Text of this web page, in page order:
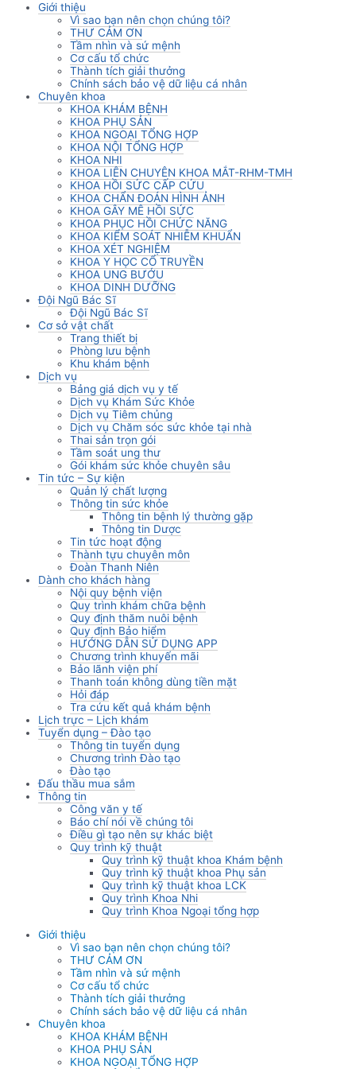
Giới thiệu
Vì sao bạn nên chọn chúng tôi?
THƯ CẢM ƠN
Tầm nhìn và sứ mệnh
Cơ cấu tổ chức
Thành tích giải thưởng
Chính sách bảo vệ dữ liệu cá nhân
Chuyên khoa
KHOA KHÁM BỆNH
KHOA PHỤ SẢN
KHOA NGOẠI TỔNG HỢP
KHOA NỘI TỔNG HỢP
KHOA NHI
KHOA LIÊN CHUYÊN KHOA MẮT-RHM-TMH
KHOA HỒI SỨC CẤP CỨU
KHOA CHẨN ĐOÁN HÌNH ẢNH
KHOA GÂY MÊ HỒI SỨC
KHOA PHỤC HỒI CHỨC NĂNG
KHOA KIỂM SOÁT NHIỄM KHUẨN
KHOA XÉT NGHIỆM
KHOA Y HỌC CỔ TRUYỀN
KHOA UNG BƯỚU
KHOA DINH DƯỠNG
Đội Ngũ Bác Sĩ
Đội Ngũ Bác Sĩ
Cơ sở vật chất
Trang thiết bị
Phòng lưu bệnh
Khu khám bệnh
Dịch vụ
Bảng giá dịch vụ y tế
Dịch vụ Khám Sức Khỏe
Dịch vụ Tiêm chủng
Dịch vụ Chăm sóc sức khỏe tại nhà
Thai sản trọn gói
Tầm soát ung thư
Gói khám sức khỏe chuyên sâu
Tin tức – Sự kiện
Quản lý chất lượng
Thông tin sức khỏe
Thông tin bệnh lý thường gặp
Thông tin Dược
Tin tức hoạt động
Thành tựu chuyên môn
Đoàn Thanh Niên
Dành cho khách hàng
Nội quy bệnh viện
Quy trình khám chữa bệnh
Quy định thăm nuôi bệnh
Quy định Bảo hiểm
HƯỚNG DẪN SỬ DỤNG APP
Chương trình khuyến mãi
Bảo lãnh viện phí
Thanh toán không dùng tiền mặt
Hỏi đáp
Tra cứu kết quả khám bệnh
Lịch trực – Lịch khám
Tuyển dụng – Đào tạo
Thông tin tuyển dụng
Chương trình Đào tạo
Đào tạo
Đấu thầu mua sắm
Thông tin
Công văn y tế
Báo chí nói về chúng tôi
Điều gì tạo nên sự khác biệt
Quy trình kỹ thuật
Quy trình kỹ thuật khoa Khám bệnh
Quy trình kỹ thuật khoa Phụ sản
Quy trình kỹ thuật khoa LCK
Quy trình Khoa Nhi
Quy trình Khoa Ngoại tổng hợp
Giới thiệu
Vì sao bạn nên chọn chúng tôi?
THƯ CẢM ƠN
Tầm nhìn và sứ mệnh
Cơ cấu tổ chức
Thành tích giải thưởng
Chính sách bảo vệ dữ liệu cá nhân
Chuyên khoa
KHOA KHÁM BỆNH
KHOA PHỤ SẢN
KHOA NGOẠI TỔNG HỢP